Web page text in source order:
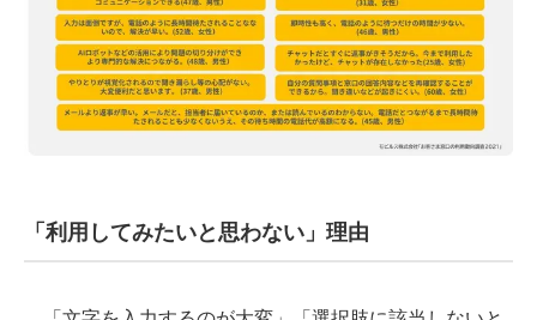
「利用してみたいと思わない」理由